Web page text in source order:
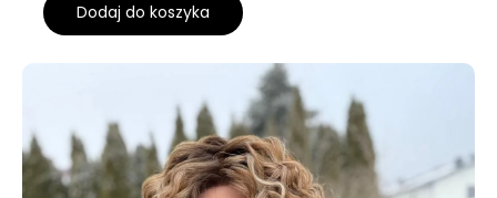
Dodaj do koszyka